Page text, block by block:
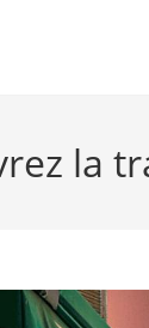
la